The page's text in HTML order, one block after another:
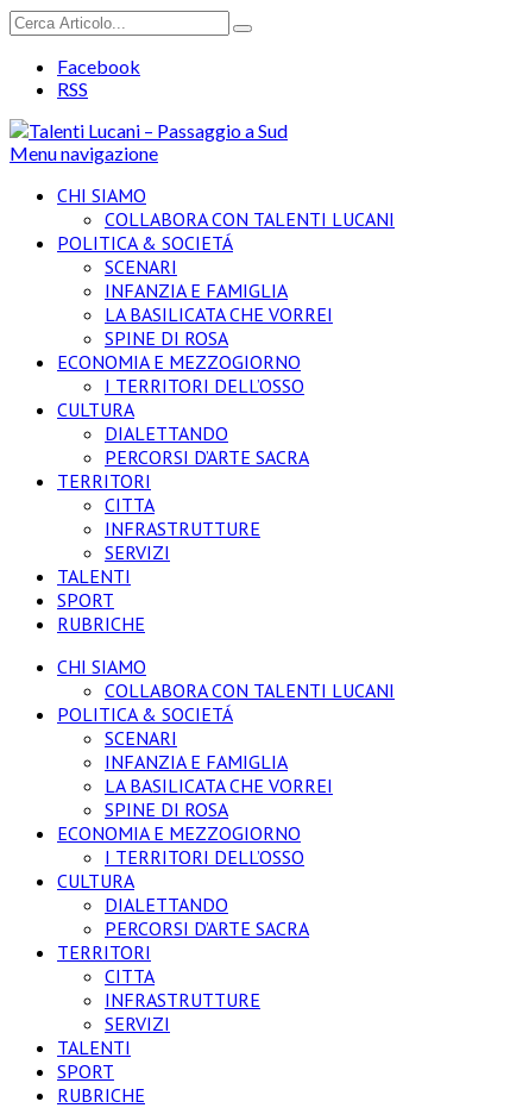
Facebook
RSS
Menu navigazione
CHI SIAMO
COLLABORA CON TALENTI LUCANI
POLITICA & SOCIETÁ
SCENARI
INFANZIA E FAMIGLIA
LA BASILICATA CHE VORREI
SPINE DI ROSA
ECONOMIA E MEZZOGIORNO
I TERRITORI DELL’OSSO
CULTURA
DIALETTANDO
PERCORSI D’ARTE SACRA
TERRITORI
CITTA
INFRASTRUTTURE
SERVIZI
TALENTI
SPORT
RUBRICHE
CHI SIAMO
COLLABORA CON TALENTI LUCANI
POLITICA & SOCIETÁ
SCENARI
INFANZIA E FAMIGLIA
LA BASILICATA CHE VORREI
SPINE DI ROSA
ECONOMIA E MEZZOGIORNO
I TERRITORI DELL’OSSO
CULTURA
DIALETTANDO
PERCORSI D’ARTE SACRA
TERRITORI
CITTA
INFRASTRUTTURE
SERVIZI
TALENTI
SPORT
RUBRICHE